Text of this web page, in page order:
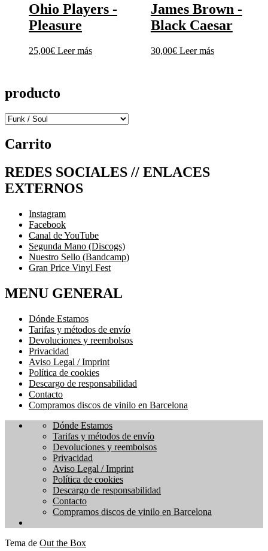
Ohio Players ‎-
Pleasure
25,00€ Leer más
James Brown ‎-
Black Caesar
30,00€ Leer más
producto
Carrito
REDES SOCIALES // ENLACES
EXTERNOS
Instagram
Facebook
Canal de YouTube
Segunda Mano (Discogs)
Nuestro Sello (Bandcamp)
Gran Price Vinyl Fest
MENU GENERAL
Dónde Estamos
Tarifas y métodos de envío
Devoluciones y reembolsos
Privacidad
Aviso Legal / Imprint
Política de cookies
Descargo de responsabilidad
Contacto
Compramos discos de vinilo en Barcelona
Dónde Estamos
Tarifas y métodos de envío
Devoluciones y reembolsos
Privacidad
Aviso Legal / Imprint
Política de cookies
Descargo de responsabilidad
Contacto
Compramos discos de vinilo en Barcelona
Tema de Out the Box